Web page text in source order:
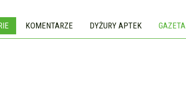
KOMENTARZE DYŻURY APTEK GAZETA